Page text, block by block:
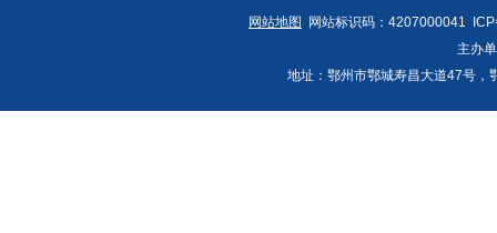
网站地图
网站标识码：4207000041
主办
地址：鄂州市鄂城寿昌大道47号